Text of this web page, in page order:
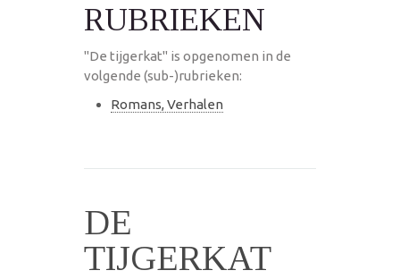
RUBRIEKEN
"De tijgerkat" is opgenomen in de
volgende (sub-)rubrieken:
Romans, Verhalen
DE
TIJGERKAT